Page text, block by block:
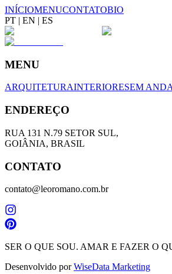
INÍCIOMENUCONTATOBIO
PT | EN | ES
MENU
ARQUITETURAINTERIORESEM
ENDEREÇO
RUA 131 N.79 SETOR SUL,
GOIÂNIA, BRASIL
CONTATO
contato@leoromano.com.br
SER O QUE SOU. AMAR E FAZER O
Desenvolvido por WiseData Marketing